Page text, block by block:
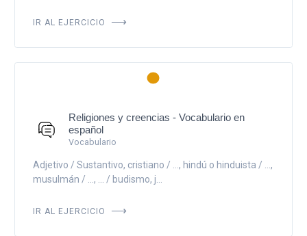
IR AL EJERCICIO
Religiones y creencias - Vocabulario en
español
Vocabulario
Adjetivo / Sustantivo, cristiano / ..., hindú o hinduista / ...,
musulmán / ..., ... / budismo, j...
IR AL EJERCICIO